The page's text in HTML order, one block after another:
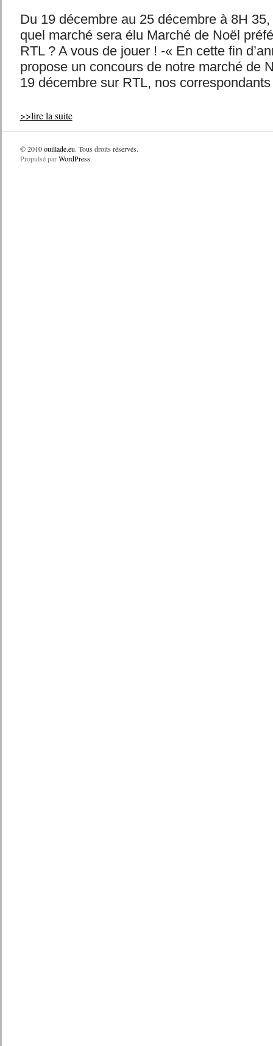
Du 19 décembre au 25 décembre à 8H
quel marché sera élu Marché de Noël
RTL ? A vous de jouer ! -« En cette fin
propose un concours de notre marché de
19 décembre sur RTL, nos
>>lire la suite
© 2010ouillade.eu. Tous droits réservés.
Propulsé parWordPress.